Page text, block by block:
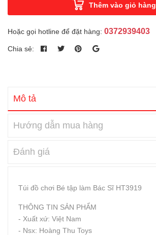
Thêm vào giỏ hàng
Hoặc gọi hotline để đặt hàng: 0372939403
Chia sẻ:
Mô tả
Hướng dẫn mua hàng
Đánh giá
Túi đồ chơi Bé tập làm Bác Sĩ HT3919
THÔNG TIN SẢN PHẨM
- Xuất xứ: Việt Nam
- Nsx: Hoàng Thu Toys